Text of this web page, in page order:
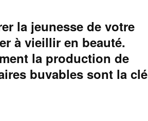
la jeunesse de votre
à vieillir en beauté.
la production de
buvables sont la clé